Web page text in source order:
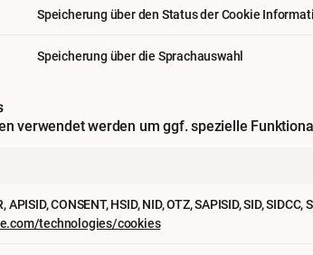
Speicherung über den Status der Cookie
Speicherung über die Sprachauswahl
verwendet werden um ggf. spezielle
CONSENT, HSID, NID, OTZ, SAPISID, SID, SIDCC,
technologies/cookies